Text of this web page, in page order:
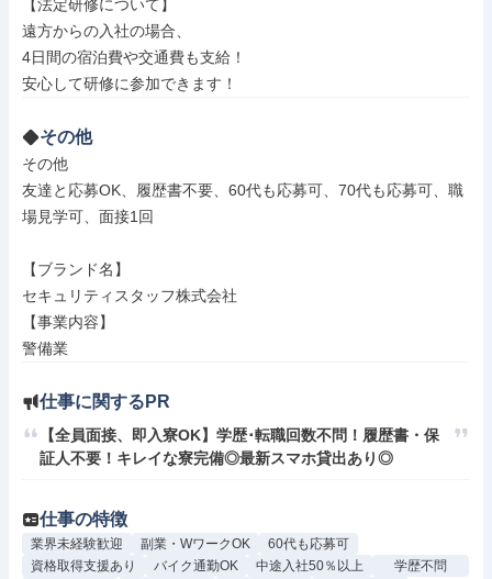
【法定研修について】
遠方からの入社の場合、
4日間の宿泊費や交通費も支給！
その他
その他
友達と応募OK、履歴書不要、60代も応募可、70代も応募可、職
場見学可、面接1回
【ブランド名】
セキュリティスタッフ株式会社
【事業内容】
警備業
仕事に関するPR
【全員面接、即入寮OK】学歴･転職回数不問！履歴書・保
証人不要！キレイな寮完備◎最新スマホ貸出あり◎
仕事の特徴
業界未経験歓迎 副業・WワークOK
60代も応募可
資格取得支援あり
バイク通勤OK 中途入社50％以上
学歴不問